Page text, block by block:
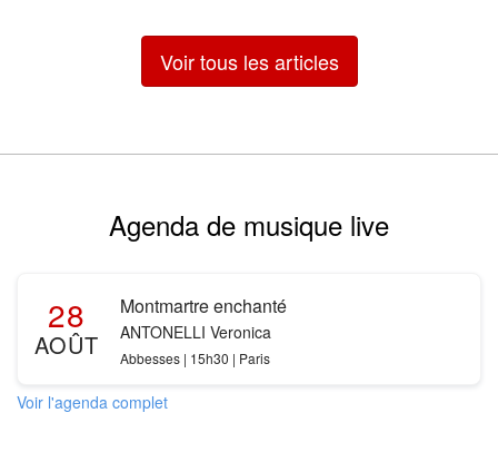
Voir tous les articles
Agenda de musique live
28
AOÛT
Montmartre enchanté
ANTONELLI Veronica
Abbesses | 15h30 | Paris
Voir l'agenda complet